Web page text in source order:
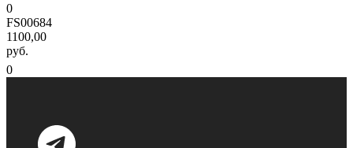
0
FS00684
1100,00
руб.
0